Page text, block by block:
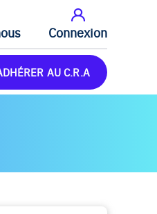
Connexion
AU C.R.A